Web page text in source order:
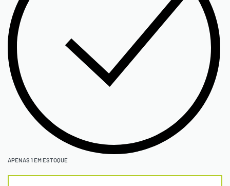
APENAS 1 EM ESTOQUE